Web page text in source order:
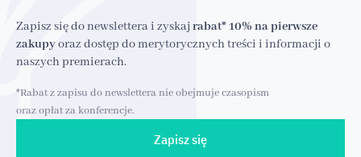
Zapisz się do newslettera i zyskaj rabat* 10% na pierwsze
zakupyoraz dostęp do merytorycznych treści i informacji o
naszych premierach.
*Rabat z zapisu do newslettera nie obejmuje czasopism
oraz opłat za konferencje.
Zapisz się